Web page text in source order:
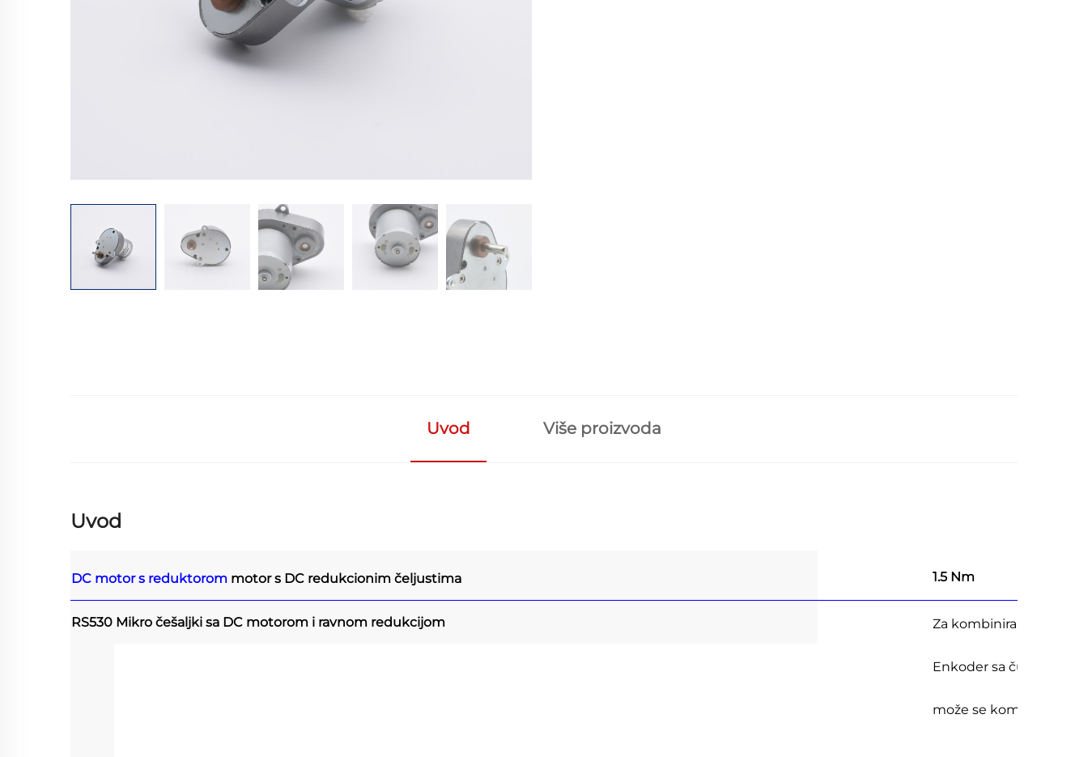
Uvod Više proizvoda
Uvod
DC motor s reduktorom motor s DC redukcionim čeljustima 1.5 Nm
RS530 Mikro češaljki sa DC motorom i ravnom redukcijom Za kombiniranje s
Enkoder sa čula Hall
može se kombinirati s